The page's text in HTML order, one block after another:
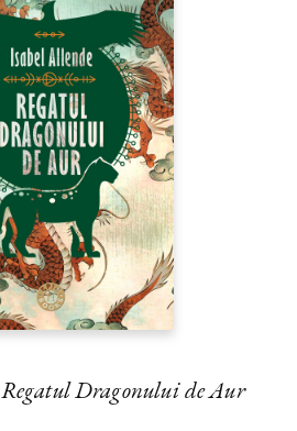
Regatul Dragonului de Aur